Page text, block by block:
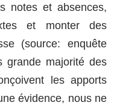
notes et absences,
et monter des
(source: enquête
grande majorité des
les apports
évidence, nous ne